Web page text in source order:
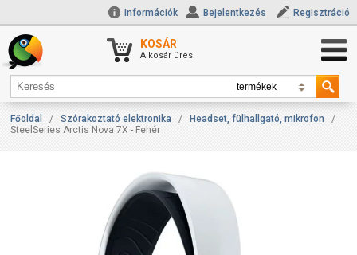
Információk Bejelentkezés Regisztráció
KOSÁR
A kosár üres.
Főoldal / Szórakoztató elektronika / Headset, fülhallgató, mikrofon
/
SteelSeries Arctis Nova 7X - Fehér